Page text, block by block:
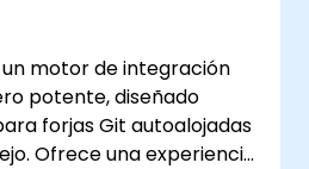
motor de integración
potente, diseñado
forjas Git autoalojadas
Ofrece una experiencia